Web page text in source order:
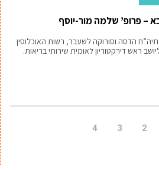
– פרופ’ שלמה מור-יוסף
הדסה וסורוקה לשעבר, רשות האוכלוסין
ראש דירקטוריון לאומית שירותי בריאות.
2
3
4